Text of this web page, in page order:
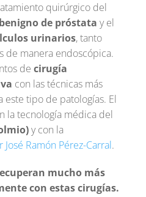
quirúrgico del
de próstata y el
urinarios, tanto
de manera endoscópica.
de cirugía
con las técnicas más
este tipo de patologías. El
la tecnología médica del
y con la
José Ramón Pérez-Carral.
mucho más
con estas cirugías.